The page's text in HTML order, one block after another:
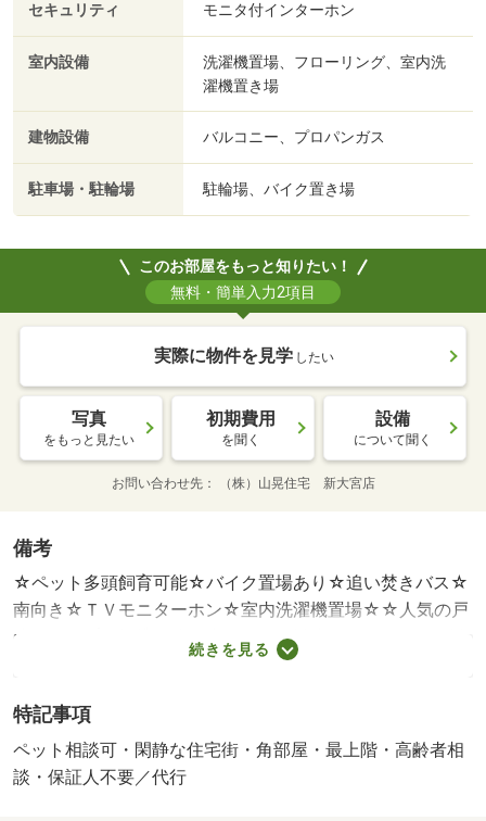
セキュリティ モニタ付インターホン
室内設備
洗濯機置場、フローリング、室内洗
濯機置き場
建物設備 バルコニー、プロパンガス
駐車場・駐輪場 駐輪場、バイク置き場
このお部屋をもっと知りたい！
無料・簡単入力2項目
実際に物件を見学 したい
写真
をもっと見たい
初期費用
を聞く
設備
について聞く
お問い合わせ先 （株）山晃住宅 新大宮店
備考
☆ペット多頭飼育可能☆バイク置場あり☆追い焚きバス☆
南向き☆ＴＶモニターホン☆室内洗濯機置場☆☆人気の戸
建てタイプの賃貸物件☆小さなお子様連れのファミリー様
や上下の音などを気にせずにお住まいされたい方にオスス
頭飼育相談可能物件です♪小型犬・猫最大３匹まで相談可能
です♪物件周辺にはスーパー・コンビニ・ドラッグストアな
どいろいろ揃う生活しやすい便利な環境です♪閑静な住宅街
続きを見る
特記事項
ペット相談可・閑静な住宅街・角部屋・最上階・高齢者相
談・保証人不要／代行